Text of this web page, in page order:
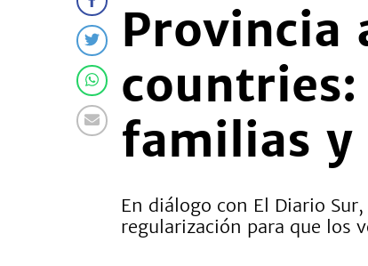
Provincia
familias
En diálogo con El Diario
regularización para que los